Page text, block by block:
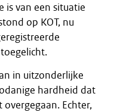
is van een situatie
op KOT, nu
in uitzonderlijke
hardheid dat
Echter,